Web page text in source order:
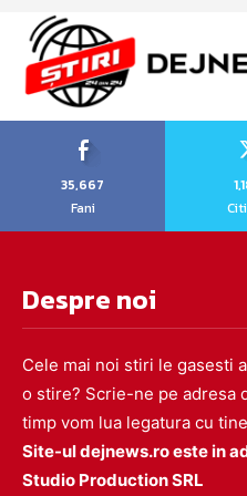
35,667
Fani
Despre noi
Cele mai noi stiri le gasesti
o stire? Scrie-ne pe adresa
timp vom lua legatura cu
Site-ul dejnews.ro este in
Studio Production SRL